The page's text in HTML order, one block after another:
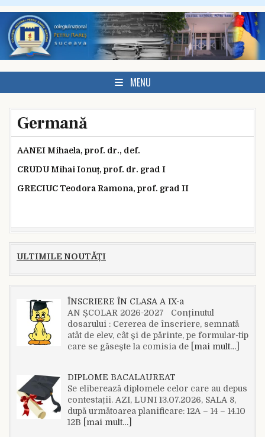
Skip to content
MENU
Germană
AANEI Mihaela, prof. dr., def.
CRUDU Mihai Ionuț, prof. dr. grad I
GRECIUC Teodora Ramona, prof. grad II
ULTIMILE NOUTĂȚI
ÎNSCRIERE ÎN CLASA A IX-a
AN ȘCOLAR 2026-2027 Conținutul
dosarului : Cererea de înscriere, semnată
atât de elev, cât și de părinte, pe formular-tip
care se găsește la comisia de
[mai mult…]
DIPLOME BACALAUREAT
Se eliberează diplomele celor care au depus
contestații. AZI, LUNI 13.07.2026, SALA 8,
după următoarea planificare: 12A – 14 – 14.10
12B
[mai mult…]